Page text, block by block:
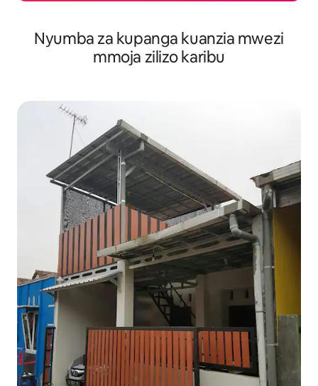
Nyumba za kupanga kuanzia mwezi
mmoja zilizo karibu